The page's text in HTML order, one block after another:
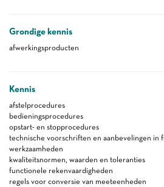
Grondige kennis
afwerkingsproducten
Kennis
afstelprocedures
bedieningsprocedures
opstart- en stopprocedures
technische voorschriften en aanbevelingen in
werkzaamheden
kwaliteitsnormen, waarden en toleranties
functionele rekenvaardigheden
regels voor conversie van meeteenheden